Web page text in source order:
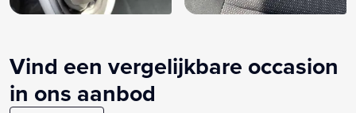
Vind een vergelijkbare occasion
in ons aanbod